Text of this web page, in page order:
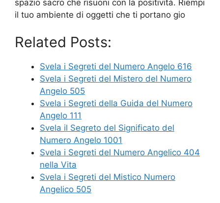
spazio sacro che risuoni con la positività. Riempi
il tuo ambiente di oggetti che ti portano gio
Related Posts:
Svela i Segreti del Numero Angelo 616
Svela i Segreti del Mistero del Numero
Angelo 505
Svela i Segreti della Guida del Numero
Angelo 111
Svela il Segreto del Significato del
Numero Angelo 1001
Svela i Segreti del Numero Angelico 404
nella Vita
Svela i Segreti del Mistico Numero
Angelico 505